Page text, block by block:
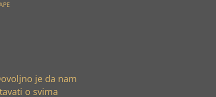
je da nam
o svima